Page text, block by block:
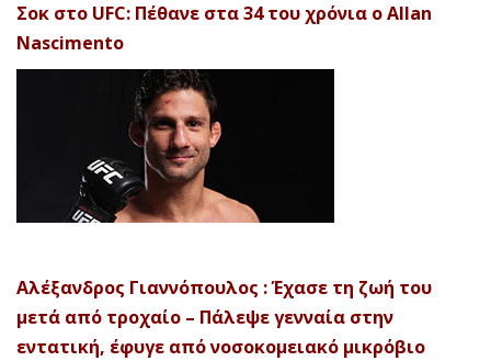
Σοκ στο UFC: Πέθανε στα 34 του χρόνια ο Allan
Nascimento
Αλέξανδρος Γιαννόπουλος : Έχασε τη ζωή του
μετά από τροχαίο – Πάλεψε γενναία στην
εντατική, έφυγε από νοσοκομειακό μικρόβιο